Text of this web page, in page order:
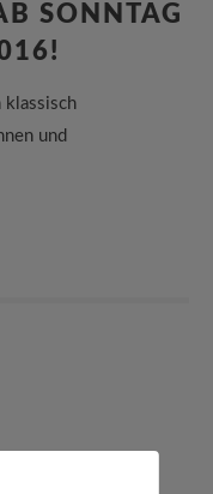
SONNTAG
klassisch
und